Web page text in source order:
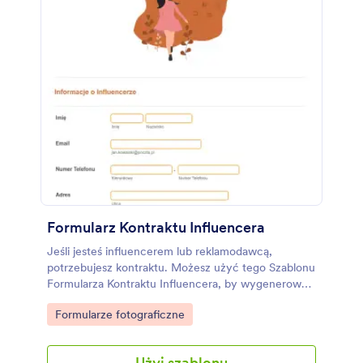
Formularz Kontraktu Influencera
Jeśli jesteś influencerem lub reklamodawcą,
potrzebujesz kontraktu. Możesz użyć tego Szablonu
Formularza Kontraktu Influencera, by wygenerować
plik PDF określający umowę pomiędzy influencerem
i reklamodawcą. Szablon Formularza Kontraktu
influencera, reklamodawcę i konta na mediach
Go to Category:
Formularze fotograficzne